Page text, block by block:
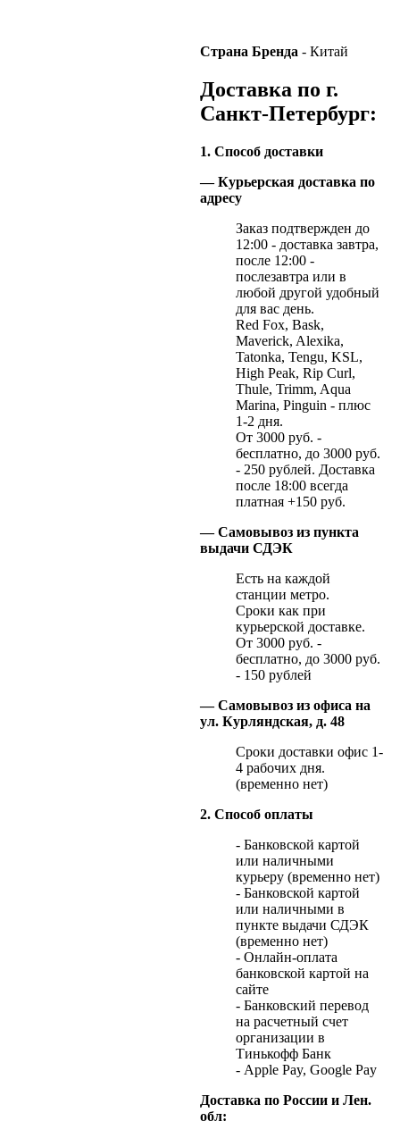
Страна Бренда - Китай
Доставка по г.
Санкт-Петербург:
1. Способ доставки
— Курьерская доставка по
адресу
Заказ подтвержден до
12:00 - доставка завтра,
после 12:00 -
послезавтра или в
любой другой удобный
для вас день.
Red Fox, Bask,
Maverick, Alexika,
Tatonka, Tengu, KSL,
High Peak, Rip Curl,
Thule, Trimm, Aqua
Marina, Pinguin - плюс
1-2 дня.
От 3000 руб. -
бесплатно, до 3000 руб.
- 250 рублей. Доставка
после 18:00 всегда
платная +150 руб.
— Самовывоз из пункта
выдачи СДЭК
Есть на каждой
станции метро.
Сроки как при
курьерской доставке.
От 3000 руб. -
бесплатно, до 3000 руб.
- 150 рублей
— Самовывоз из офиса на
ул. Курляндская, д. 48
Сроки доставки офис 1-
4 рабочих дня.
(временно нет)
2. Способ оплаты
- Банковской картой
или наличными
курьеру (временно нет)
- Банковской картой
или наличными в
пункте выдачи СДЭК
(временно нет)
- Онлайн-оплата
банковской картой на
сайте
- Банковский перевод
на расчетный счет
организации в
Тинькофф Банк
- Apple Pay, Google Pay
Доставка по России и Лен.
обл: